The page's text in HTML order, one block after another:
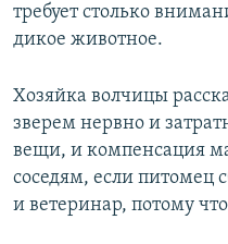
требует столько
дикое животное.
Хозяйка волчицы
зверем нервно и
вещи, и компенсация
соседям, если питомец
и ветеринар, потому